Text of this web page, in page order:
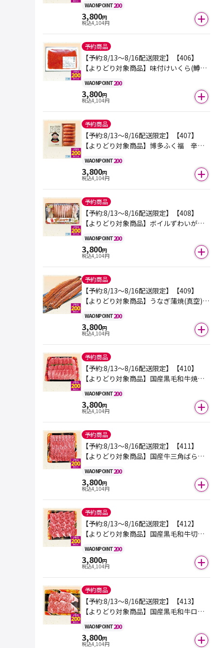
WAONPOINT200
3,800円
税込4,104円
予約商品
【予約:8/13～8/16配送限定】【406】
【よりどり対象商品】味付けいくら(鱒卵)
WAONPOINT200
3,800円
税込4,104円
予約商品
【予約:8/13～8/16配送限定】【407】
【よりどり対象商品】博多ふく福 辛子
WAONPOINT200
3,800円
税込4,104円
予約商品
【予約:8/13～8/16配送限定】【408】
【よりどり対象商品】ボイルずわいがに
ロシア他＞
WAONPOINT200
3,800円
税込4,104円
予約商品
【予約:8/13～8/16配送限定】【409】
【よりどり対象商品】うなぎ蒲焼(真空) 2
WAONPOINT200
3,800円
税込4,104円
予約商品
【予約:8/13～8/16配送限定】【410】
【よりどり対象商品】国産黒毛和牛焼肉
WAONPOINT200
3,800円
税込4,104円
予約商品
【予約:8/13～8/16配送限定】【411】
【よりどり対象商品】国産牛三角ばらカ
WAONPOINT200
3,800円
税込4,104円
予約商品
【予約:8/13～8/16配送限定】【412】
【よりどり対象商品】国産黒毛和牛切り
WAONPOINT200
3,800円
税込4,104円
予約商品
【予約:8/13～8/16配送限定】【413】
【よりどり対象商品】国産黒毛和牛ロー
WAONPOINT200
3,800円
税込4,104円